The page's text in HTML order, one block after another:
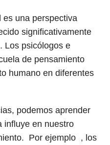
es una perspectiva
significativamente
Los psicólogos e
de pensamiento
humano en diferentes
podemos aprender
influye en nuestro
Por ejemplo , los